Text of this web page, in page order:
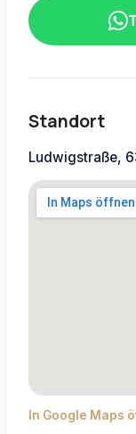
Standort
Ludwigstraße,
In Google Maps